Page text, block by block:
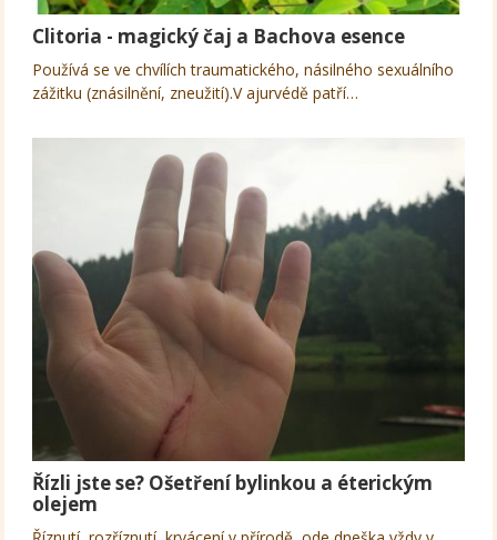
Clitoria - magický čaj a Bachova esence
Používá se ve chvílích traumatického, násilného sexuálního
zážitku (znásilnění, zneužití).V ajurvédě patří…
Řízli jste se? Ošetření bylinkou a éterickým
olejem